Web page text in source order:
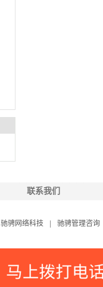
联系我们
驰骋网络科技 驰骋管理咨询